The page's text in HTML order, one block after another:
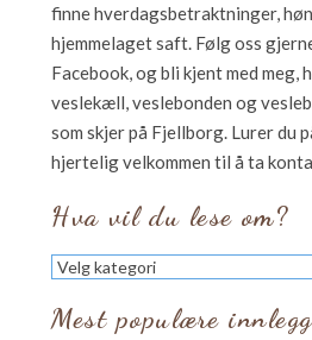
finne hverdagsbetraktninger,
hjemmelaget saft. Følg oss
Facebook, og bli kjent med meg,
veslekæll, veslebonden og
som skjer på Fjellborg. Lurer du
hjertelig velkommen til å ta
Hva vil du lese om?
Hva
vil
du
lese
Mest populære